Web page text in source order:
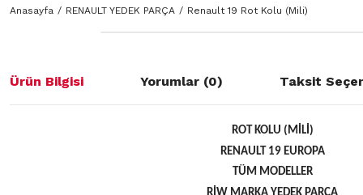
Anasayfa RENAULT YEDEK PARÇA Renault 19 Rot Kolu (Mili)
Ürün Bilgisi Yorumlar (0) Taksit
ROT KOLU (MİLİ)
RENAULT 19 EUROPA
TÜM MODELLER